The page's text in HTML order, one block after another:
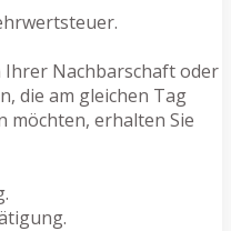
Ihrer Nachbarschaft oder
die am gleichen Tag
erhalten Sie